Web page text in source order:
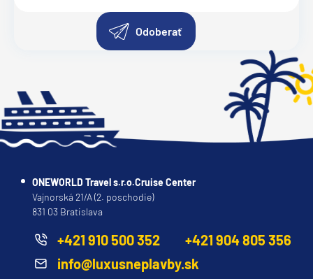
Le Bouganville
Le Champlain
Le Jacques Cartier
Le Laperouse
Le Lyrial
Le Ponant
Le Soleal
The Spirit of Ponant
Princess
Odoberať
ONEWORLD Travel s.r.o.Cruise Center
Vajnorská 21/A (2. poschodie)
831 03 Bratislava
+421 910 500 352
+421 904 805 356
info@luxusneplavby.sk